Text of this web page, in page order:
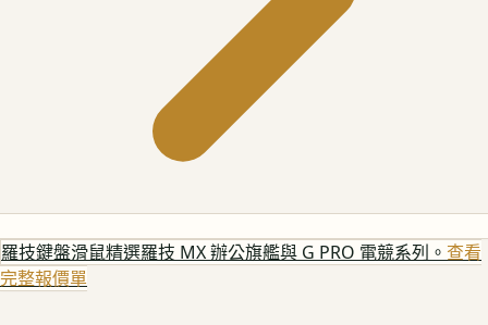
羅技鍵盤滑鼠精選羅技 MX 辦公旗艦與 G PRO 電競系列。 查看
完整報價單